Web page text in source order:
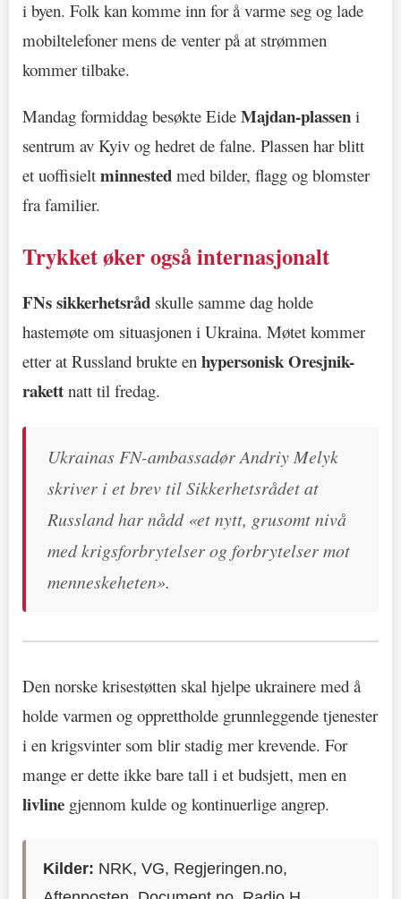
i byen. Folk kan komme inn for å varme seg og lade
mobiltelefoner mens de venter på at strømmen
kommer tilbake.
Mandag formiddag besøkte Eide Majdan-plassen i
sentrum av Kyiv og hedret de falne. Plassen har blitt
et uoffisielt minnested med bilder, flagg og blomster
fra familier.
Trykket øker også internasjonalt
FNs sikkerhetsråd skulle samme dag holde
hastemøte om situasjonen i Ukraina. Møtet kommer
etter at Russland brukte en hypersonisk Oresjnik-
rakett natt til fredag.
Ukrainas FN-ambassadør Andriy Melyk
skriver i et brev til Sikkerhetsrådet at
Russland har nådd «et nytt, grusomt nivå
med krigsforbrytelser og forbrytelser mot
menneskeheten».
Den norske krisestøtten skal hjelpe ukrainere med å
holde varmen og opprettholde grunnleggende tjenester
i en krigsvinter som blir stadig mer krevende. For
mange er dette ikke bare tall i et budsjett, men en
livline gjennom kulde og kontinuerlige angrep.
Kilder: NRK, VG, Regjeringen.no,